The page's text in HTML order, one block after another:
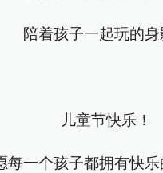
陪着孩子一起玩的身
儿童节快乐！
每一个孩子都拥有快乐